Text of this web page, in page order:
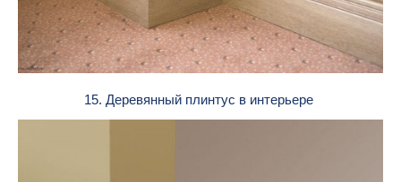
15. Деревянный плинтус в интерьере